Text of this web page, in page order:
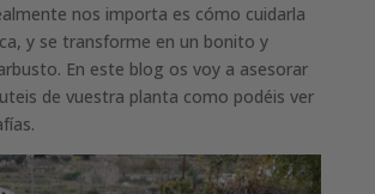
nos importa es cómo cuidarla
y se transforme en un bonito y
En este blog os voy a asesorar
de vuestra planta como podéis ver